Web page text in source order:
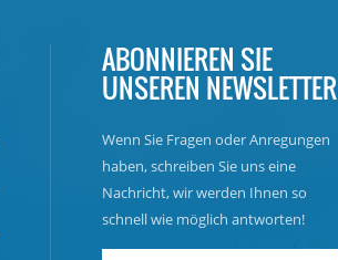
ABONNIEREN SIE
UNSEREN NEWSLETTER
Wenn Sie Fragen oder Anregungen
haben, schreiben Sie uns eine
Nachricht, wir werden Ihnen so
schnell wie möglich antworten!